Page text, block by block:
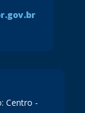
Centro -